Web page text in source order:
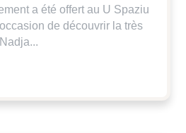
a été offert au U Spaziu
de découvrir la très